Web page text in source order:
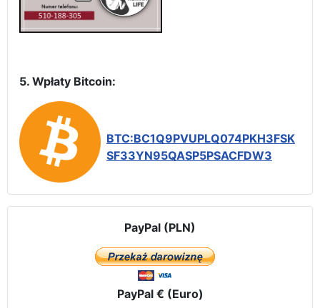
5. Wpłaty Bitcoin:
BTC:BC1Q9PVUPLQ074PKH3FSK
SF33YN95QASP5PSACFDW3
PayPal (PLN)
PayPal € (Euro)